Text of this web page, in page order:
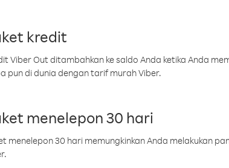
kredit
Viber Out ditambahkan ke saldo Anda ketika Anda
pun di dunia dengan tarif murah Viber.
menelepon 30 hari
menelepon 30 hari memungkinkan Anda melakukan